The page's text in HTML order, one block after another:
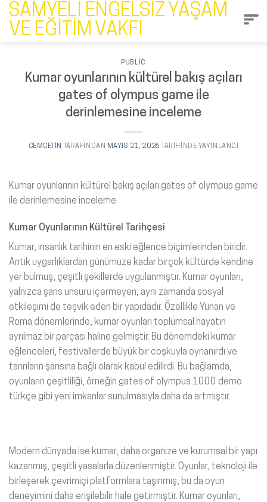
İçeriğe
atla
SAMYELI ENGELSIZ YAŞAM
VE EĞITIM VAKFI
PUBLIC
Kumar oyunlarının kültürel bakış açıları
gates of olympus game ile
derinlemesine inceleme
CEMCETIN TARAFINDAN MAYIS 21, 2026 TARIHINDE YAYINLANDI
Kumar oyunlarının kültürel bakış açıları gates of olympus game
ile derinlemesine inceleme
Kumar Oyunlarının Kültürel Tarihçesi
Kumar, insanlık tarihinin en eski eğlence biçimlerinden biridir.
Antik uygarlıklardan günümüze kadar birçok kültürde kendine
yer bulmuş, çeşitli şekillerde uygulanmıştır. Kumar oyunları,
yalnızca şans unsuru içermeyen, aynı zamanda sosyal
etkileşimi de teşvik eden bir yapıdadır. Özellikle Yunan ve
Roma dönemlerinde, kumar oyunları toplumsal hayatın
ayrılmaz bir parçası haline gelmiştir. Bu dönemdeki kumar
eğlenceleri, festivallerde büyük bir coşkuyla oynanırdı ve
tanrıların şansına bağlı olarak kabul edilirdi. Bu bağlamda,
oyunların çeşitliliği, örneğin gates of olympus 1000 demo
türkçe gibi yeni imkanlar sunulmasıyla daha da artmıştır.
Modern dünyada ise kumar, daha organize ve kurumsal bir yapı
kazanmış, çeşitli yasalarla düzenlenmiştir. Oyunlar, teknoloji ile
birleşerek çevrimiçi platformlara taşınmış, bu da oyun
deneyimini daha erişilebilir hale getirmiştir. Kumar oyunları,